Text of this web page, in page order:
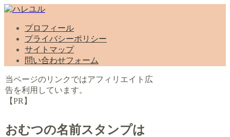
プロフィール
プライバシーポリシー
サイトマップ
問い合わせフォーム
当ページのリンクではアフィリエイト広
告を利用しています。
【PR】
おむつの名前スタンプは